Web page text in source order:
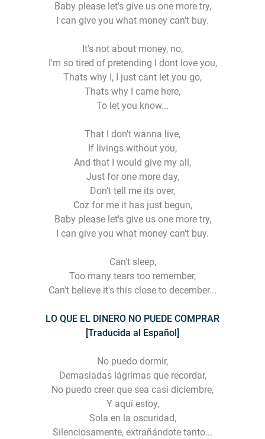
Baby please let's give us one more try,
I can give you what money can't buy.
It's not about money, no,
I'm so tired of pretending I dont love you,
Thats why I, I just cant let you go,
Thats why I came here,
To let you know...
That I don't wanna live,
If livings without you,
And that I would give my all,
Just for one more day,
Don't tell me its over,
Coz for me it has just begun,
Baby please let's give us one more try,
I can give you what money can't buy.
Can't sleep,
Too many tears too remember,
Can't believe it's this close to december...
LO QUE EL DINERO NO PUEDE COMPRAR
[Traducida al Español]
No puedo dormir,
Demasiadas lágrimas que recordar,
No puedo creer que sea casi diciembre,
Y aquí estoy,
Sola en la oscuridad,
Silenciosamente, extrañándote tanto...